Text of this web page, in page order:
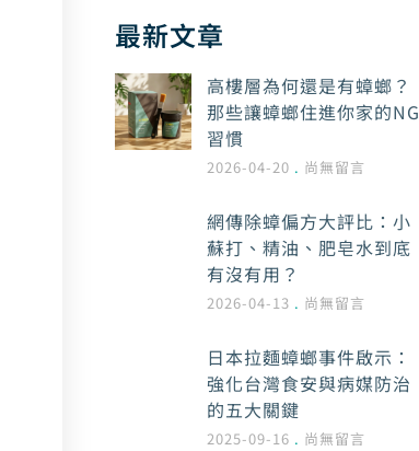
最新文章
高樓層為何還是有蟑螂？
那些讓蟑螂住進你家的NG
習慣
2026-04-20 尚無留言
網傳除蟑偏方大評比：小
蘇打、精油、肥皂水到底
有沒有用？
2026-04-13 尚無留言
日本拉麵蟑螂事件啟示：
強化台灣食安與病媒防治
的五大關鍵
2025-09-16 尚無留言